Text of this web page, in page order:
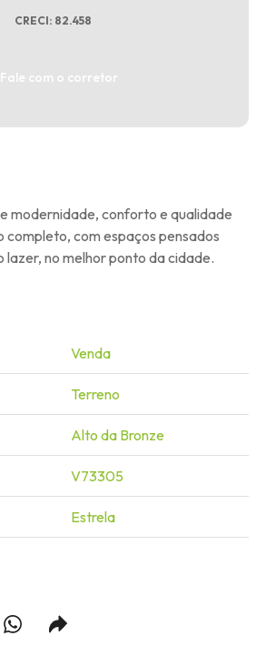
CRECI: 82.458
Fale com o corretor
modernidade, conforto e qualidade
completo, com espaços pensados
lazer, no melhor ponto da cidade.
Venda
Terreno
Alto da Bronze
V73305
Estrela